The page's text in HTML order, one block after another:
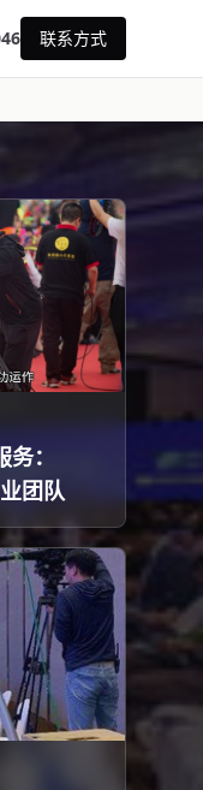
联系方式
：
团队